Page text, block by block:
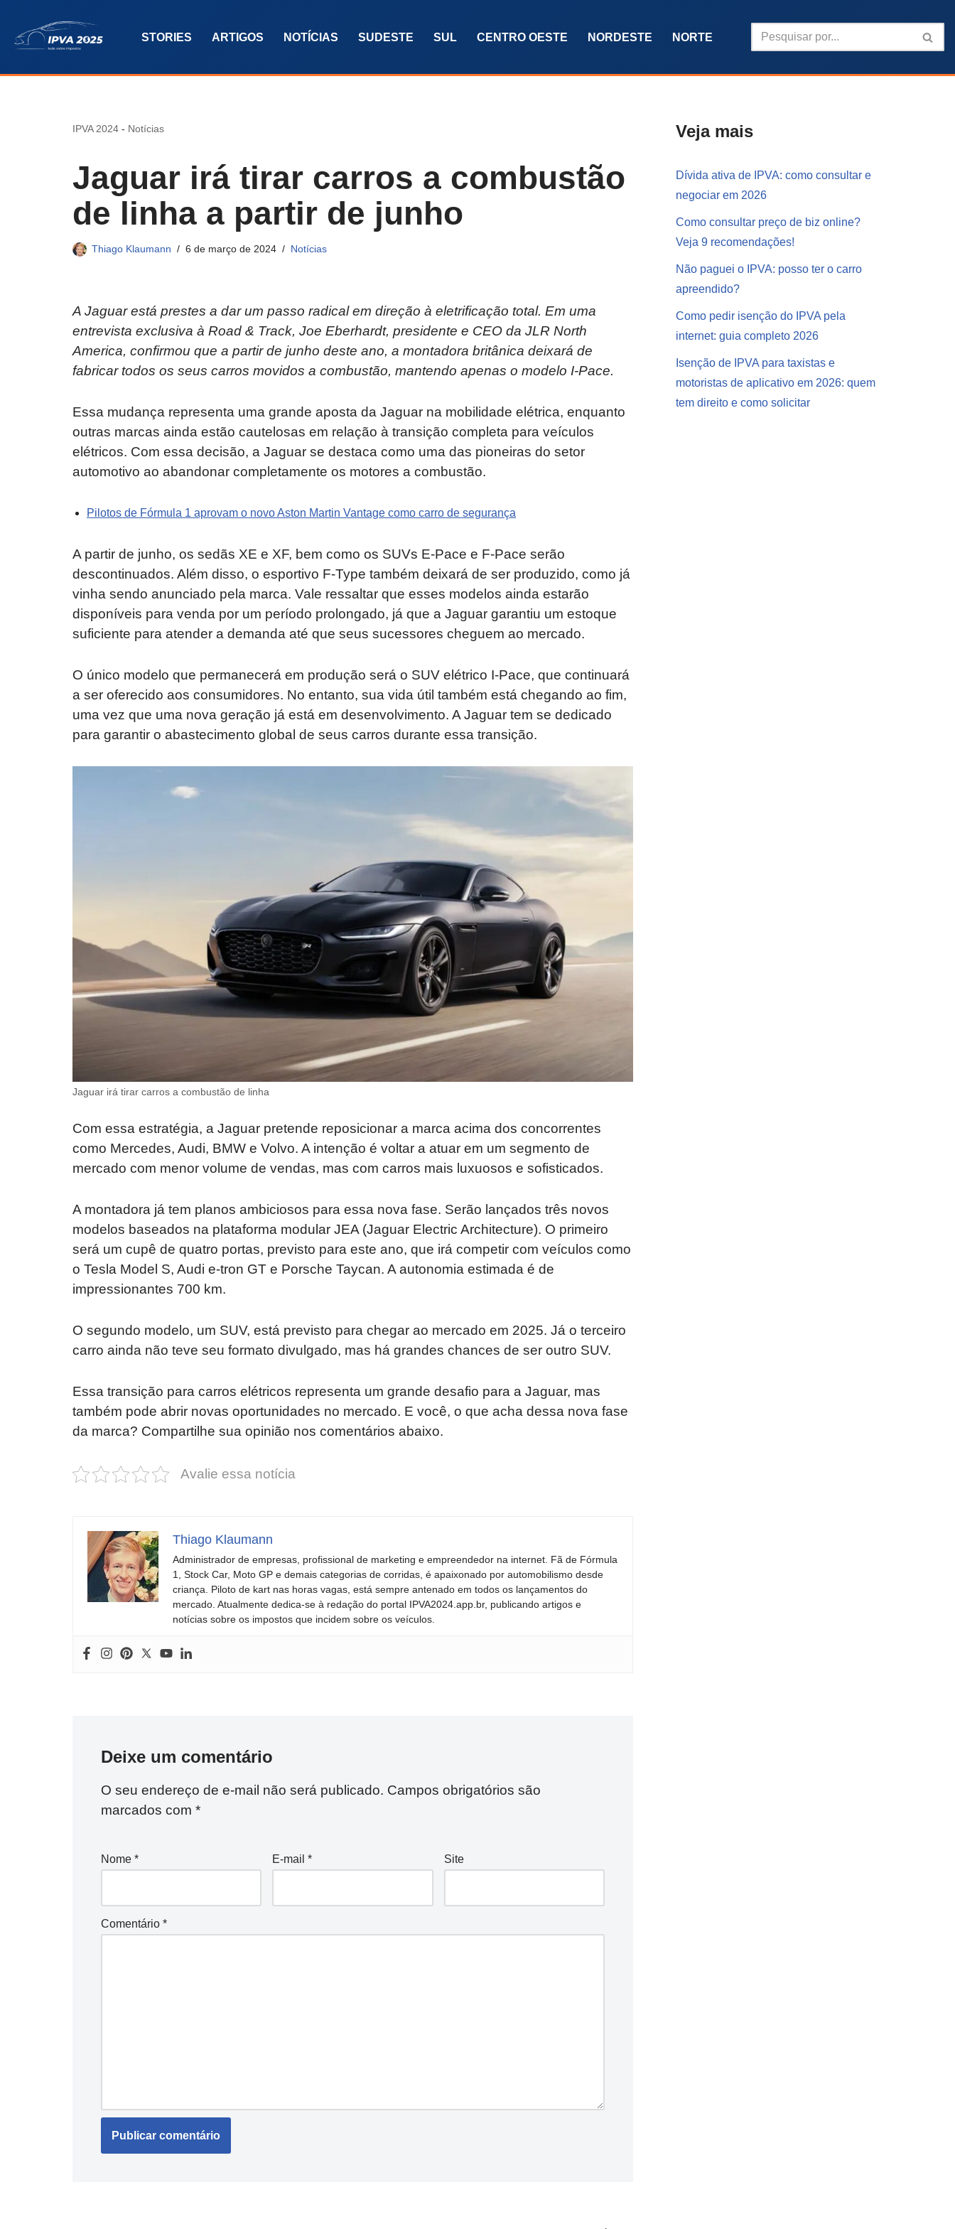
Pular
o
STORIES ARTIGOS NOTÍCIAS SUDESTE SUL CENTRO OESTE NORDESTE NORTE
IPVA 2024 - Notícias
Jaguar irá tirar carros a combustão
de linha a partir de junho
Thiago Klaumann 6 de março de 2024 Notícias
A Jaguar está prestes a dar um passo radical em direção à eletrificação total. Em uma
entrevista exclusiva à Road & Track, Joe Eberhardt, presidente e CEO da JLR North
America, confirmou que a partir de junho deste ano, a montadora britânica deixará de
fabricar todos os seus carros movidos a combustão, mantendo apenas o modelo I-Pace.
Essa mudança representa uma grande aposta da Jaguar na mobilidade elétrica, enquanto
outras marcas ainda estão cautelosas em relação à transição completa para veículos
elétricos. Com essa decisão, a Jaguar se destaca como uma das pioneiras do setor
automotivo ao abandonar completamente os motores a combustão.
Pilotos de Fórmula 1 aprovam o novo Aston Martin Vantage como carro de segurança
A partir de junho, os sedãs XE e XF, bem como os SUVs E-Pace e F-Pace serão
descontinuados. Além disso, o esportivo F-Type também deixará de ser produzido, como já
vinha sendo anunciado pela marca. Vale ressaltar que esses modelos ainda estarão
disponíveis para venda por um período prolongado, já que a Jaguar garantiu um estoque
suficiente para atender a demanda até que seus sucessores cheguem ao mercado.
O único modelo que permanecerá em produção será o SUV elétrico I-Pace, que continuará
a ser oferecido aos consumidores. No entanto, sua vida útil também está chegando ao fim,
uma vez que uma nova geração já está em desenvolvimento. A Jaguar tem se dedicado
para garantir o abastecimento global de seus carros durante essa transição.
Jaguar irá tirar carros a combustão de linha
Com essa estratégia, a Jaguar pretende reposicionar a marca acima dos concorrentes
como Mercedes, Audi, BMW e Volvo. A intenção é voltar a atuar em um segmento de
mercado com menor volume de vendas, mas com carros mais luxuosos e sofisticados.
A montadora já tem planos ambiciosos para essa nova fase. Serão lançados três novos
modelos baseados na plataforma modular JEA (Jaguar Electric Architecture). O primeiro
será um cupê de quatro portas, previsto para este ano, que irá competir com veículos como
o Tesla Model S, Audi e-tron GT e Porsche Taycan. A autonomia estimada é de
impressionantes 700 km.
O segundo modelo, um SUV, está previsto para chegar ao mercado em 2025. Já o terceiro
carro ainda não teve seu formato divulgado, mas há grandes chances de ser outro SUV.
Essa transição para carros elétricos representa um grande desafio para a Jaguar, mas
também pode abrir novas oportunidades no mercado. E você, o que acha dessa nova fase
da marca? Compartilhe sua opinião nos comentários abaixo.
Avalie essa notícia
Thiago Klaumann
Administrador de empresas, profissional de marketing e empreendedor na internet. Fã de Fórmula
1, Stock Car, Moto GP e demais categorias de corridas, é apaixonado por automobilismo desde
criança. Piloto de kart nas horas vagas, está sempre antenado em todos os lançamentos do
mercado. Atualmente dedica-se à redação do portal IPVA2024.app.br, publicando artigos e
notícias sobre os impostos que incidem sobre os veículos.
Deixe um comentário
O seu endereço de e-mail não será publicado. Campos obrigatórios são
marcados com *
Nome * E-mail* Site
Comentário *
Veja mais
Dívida ativa de IPVA: como consultar e
negociar em 2026
Como consultar preço de biz online?
Veja 9 recomendações!
Não paguei o IPVA: posso ter o carro
apreendido?
Como pedir isenção do IPVA pela
internet: guia completo 2026
Isenção de IPVA para taxistas e
motoristas de aplicativo em 2026: quem
tem direito e como solicitar